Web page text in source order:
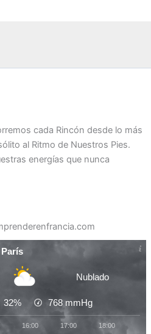
cada Rincón desde lo más
al Ritmo de Nuestros Pies.
energías que nunca
París
Nublado
32% 768mmHg
16:00 17:00 18:00